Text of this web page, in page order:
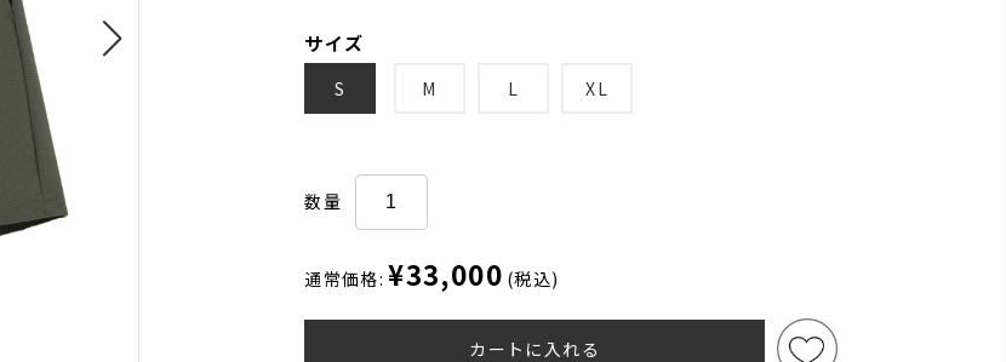
サイズ
S M L XL
数量
通常価格: ¥33,000 (税込)
カートに入れる